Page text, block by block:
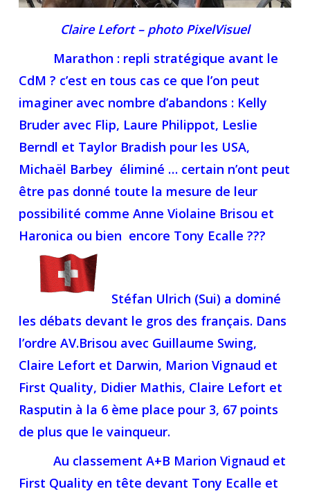
Claire Lefort – photo PixelVisuel
Marathon : repli stratégique avant le
CdM ? c’est en tous cas ce que l’on peut
imaginer avec nombre d’abandons : Kelly
Bruder avec Flip, Laure Philippot, Leslie
Berndl et Taylor Bradish pour les USA,
Michaël Barbey éliminé … certain n’ont peut
être pas donné toute la mesure de leur
possibilité comme Anne Violaine Brisou et
Haronica ou bien encore Tony Ecalle ???
Stéfan Ulrich (Sui) a dominé
les débats devant le gros des français. Dans
l’ordre AV.Brisou avec Guillaume Swing,
Claire Lefort et Darwin, Marion Vignaud et
First Quality, Didier Mathis, Claire Lefort et
Rasputin à la 6 ème place pour 3, 67 points
de plus que le vainqueur.
Au classement A+B Marion Vignaud et
First Quality en tête devant Tony Ecalle et